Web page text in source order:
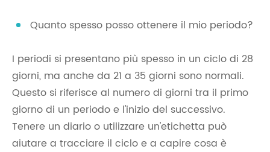
Quanto spesso posso ottenere il mio periodo?
I periodi si presentano più spesso in un ciclo di 28
giorni, ma anche da 21 a 35 giorni sono normali.
Questo si riferisce al numero di giorni tra il primo
giorno di un periodo e l'inizio del successivo.
Tenere un diario o utilizzare un'etichetta può
aiutare a tracciare il ciclo e a capire cosa è